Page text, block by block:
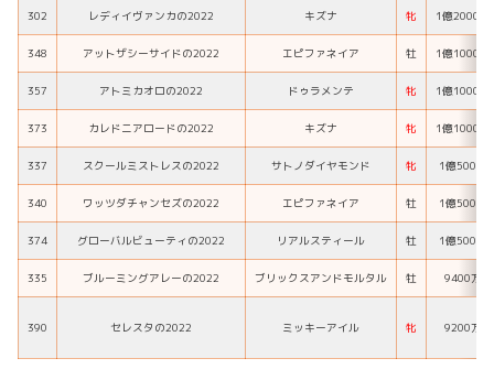
302 レディイヴァンカの2022 キズナ 牝 1億2000万
348 アットザシーサイドの2022 エピファネイア 牡 1億1000万
357 アトミカオロの2022 ドゥラメンテ 牝 1億1000万
373 カレドニアロードの2022 キズナ 牝 1億1000万
337 スクールミストレスの2022 サトノダイヤモンド 牝 1億500万
340 ワッツダチャンセズの2022 エピファネイア 牡 1億500万
374 グローバルビューティの2022 リアルスティール 牡 1億500万
335 ブルーミングアレーの2022 ブリックスアンドモルタル 牡 9400万円
390 セレスタの2022 ミッキーアイル 牝 9200万円